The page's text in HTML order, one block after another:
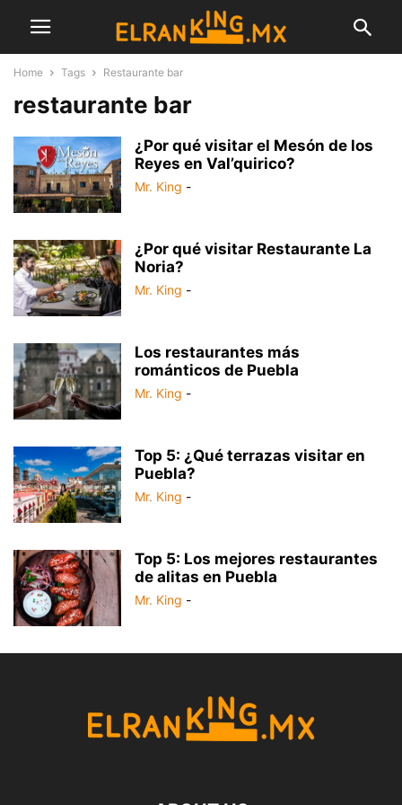
Home Tags Restaurante bar
restaurante bar
¿Por qué visitar el Mesón de los
Reyes en Val’quirico?
Mr. King -
¿Por qué visitar Restaurante La
Noria?
Mr. King -
Los restaurantes más
románticos de Puebla
Mr. King -
Top 5: ¿Qué terrazas visitar en
Puebla?
Mr. King -
Top 5: Los mejores restaurantes
de alitas en Puebla
Mr. King -